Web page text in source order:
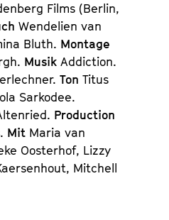
Films (Berlin,
Wendelien van
Bluth. Montage
Musik Addiction.
Ton Titus
Sarkodee.
Production
Mit Maria van
Oosterhof, Lizzy
Mitchell